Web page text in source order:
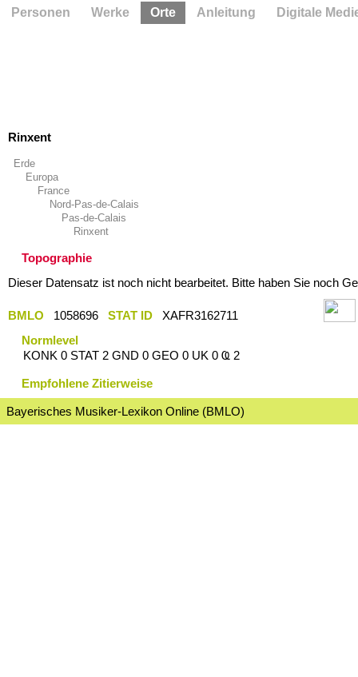
Rinxent
Erde
Europa
France
Nord-Pas-de-Calais
Pas-de-Calais
Rinxent
Topographie
Dieser Datensatz ist noch nicht bearbeitet. Bitte haben Sie noch
BMLO 1058696 STAT ID
XAFR3162711
Normlevel
KONK 0 STAT 2 GND 0 GEO 0 UK 0 Ҩ 2
Empfohlene Zitierweise
Bayerisches Musiker-Lexikon Online (BMLO)
Personen Werke Orte Anleitung Digitale